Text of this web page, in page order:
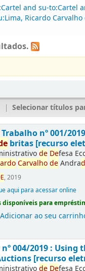
and su-
Ricardo
| Selecionar títulos
Trabalho nº 001/
britas [recurso
de Defesa
CarvalhodeAndra
, 2019
aqui para acessar online
disponíveis para
Adicionar ao seu
004/2019 : Using
[recurso